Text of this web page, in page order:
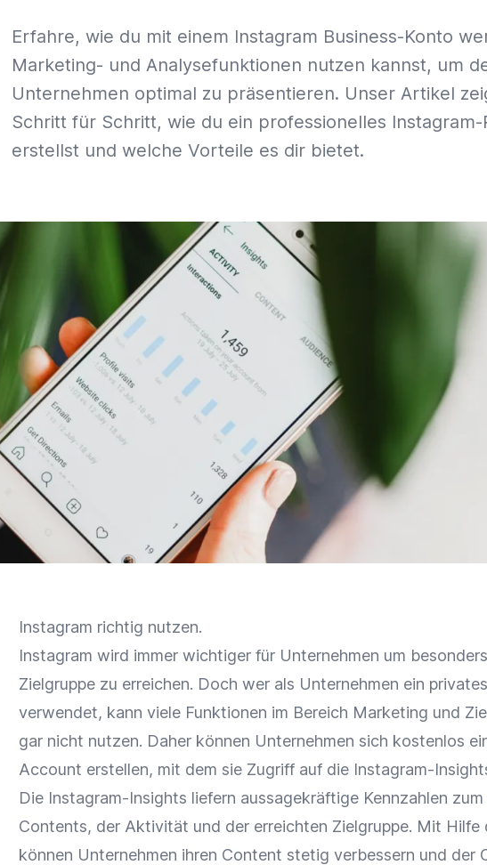
Erfahre, wie du mit einem Instagram Business-Konto
Marketing- und Analysefunktionen nutzen kannst, um
Unternehmen optimal zu präsentieren. Unser Artikel
Schritt für Schritt, wie du ein professionelles Instagram-
erstellst und welche Vorteile es dir bietet.
Instagram richtig nutzen.
Instagram wird immer wichtiger für Unternehmen um
Zielgruppe zu erreichen. Doch wer als Unternehmen ein
verwendet, kann viele Funktionen im Bereich Marketing und
gar nicht nutzen. Daher können Unternehmen sich kostenlos
Account erstellen, mit dem sie Zugriff auf die Instagram-
Die Instagram-Insights liefern aussagekräftige Kennzahlen
Contents, der Aktivität und der erreichten Zielgruppe. Mit Hilfe
können Unternehmen ihren Content stetig verbessern und der